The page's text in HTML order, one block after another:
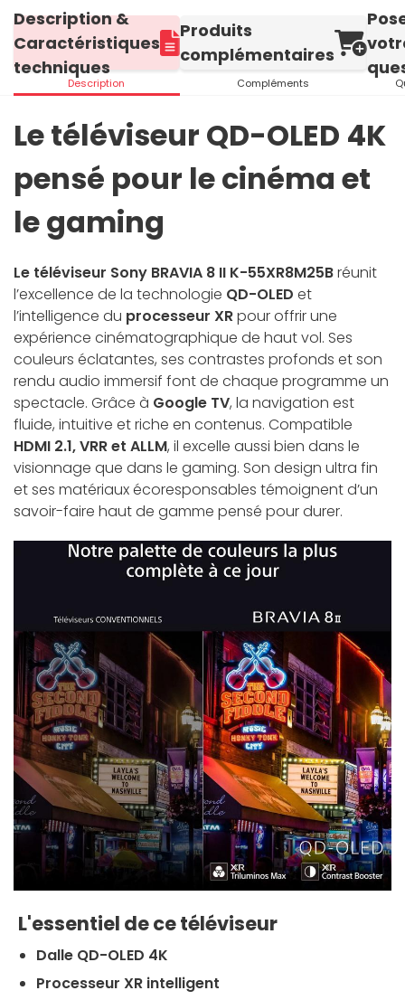
Description &
Caractéristiques
techniques
Description
Produits
complémentaires
Compléments
Le téléviseur QD-OLED 4K
pensé pour le cinéma et
le gaming
Le téléviseur Sony BRAVIA 8 II K-55XR8M25Bréunit
l’excellence de la technologie QD-OLED et
l’intelligence du processeur XRpour offrir une
expérience cinématographique de haut vol. Ses
couleurs éclatantes, ses contrastes profonds et son
rendu audio immersif font de chaque programme un
spectacle. Grâce à Google TV, la navigation est
fluide, intuitive et riche en contenus. Compatible
HDMI 2.1, VRR et ALLM, il excelle aussi bien dans le
visionnage que dans le gaming. Son design ultra fin
et ses matériaux écoresponsables témoignent d’un
savoir-faire haut de gamme pensé pour durer.
L'essentiel de ce téléviseur
Dalle QD-OLED 4K
Processeur XR intelligent